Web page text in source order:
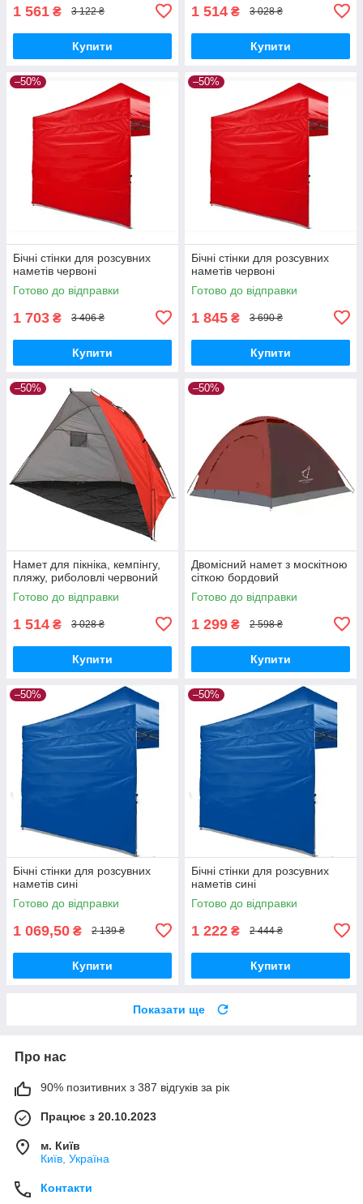
1 561 ₴ 3 122 ₴
Купити
1 514 ₴ 3 028 ₴
Купити
–50%
Бічні стінки для розсувних
наметів червоні
Готово до відправки
1 703 ₴ 3 406 ₴
Купити
–50%
Бічні стінки для розсувних
наметів червоні
Готово до відправки
1 845 ₴ 3 690 ₴
Купити
–50%
Намет для пікніка, кемпінгу,
пляжу, риболовлі червоний
Готово до відправки
1 514 ₴ 3 028 ₴
Купити
–50%
Двомісний намет з москітною
сіткою бордовий
Готово до відправки
1 299 ₴ 2 598 ₴
Купити
–50%
Бічні стінки для розсувних
наметів сині
Готово до відправки
1 069,50 ₴ 2 139 ₴
Купити
–50%
Бічні стінки для розсувних
наметів сині
Готово до відправки
1 222 ₴ 2 444 ₴
Купити
Показати ще
Про нас
90% позитивних з 387 відгуків за рік
Працює з 20.10.2023
м. Київ
Київ, Україна
Контакти